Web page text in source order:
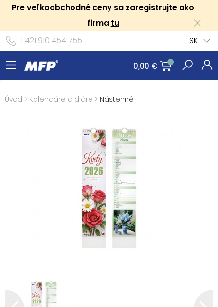
Pre veľkoobchodné ceny sa zaregistrujte ako
firma tu
+421 910 454 755
SK
0,00 €
Úvod > Kalendáre a diáre > Nástenné